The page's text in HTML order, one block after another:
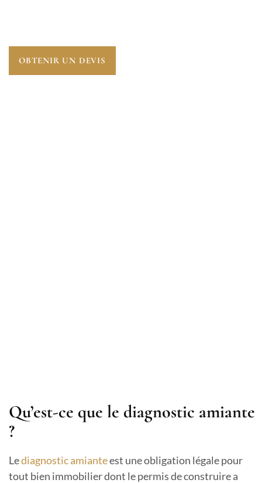
OBTENIR UN DEVIS
Qu’est-ce que le diagnostic amiante
?
Lediagnostic amianteest une obligation légale pour
tout bien immobilier dont le permis de construire a